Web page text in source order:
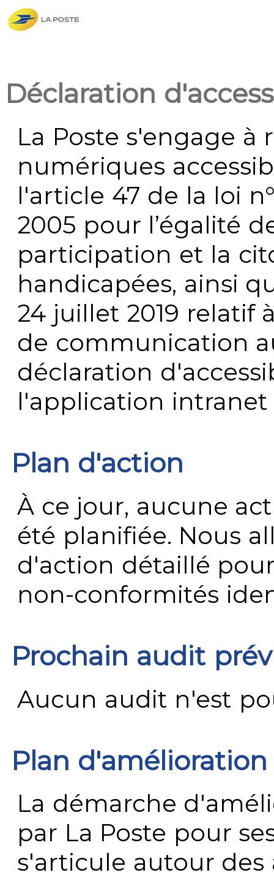
Déclaration
La Poste s'engage à
numériques
l'article 47 de la loi
2005 pour l’égalité
participation et la
handicapées, ainsi
24 juillet 2019 relatif
de communication
déclaration
l'application
Plan d'action
À ce jour, aucune
été planifiée. Nous
d'action détaillé
non-conformités
Prochain audit
Aucun audit n'est
Plan
La démarche
par La Poste pour
s'articule autour des